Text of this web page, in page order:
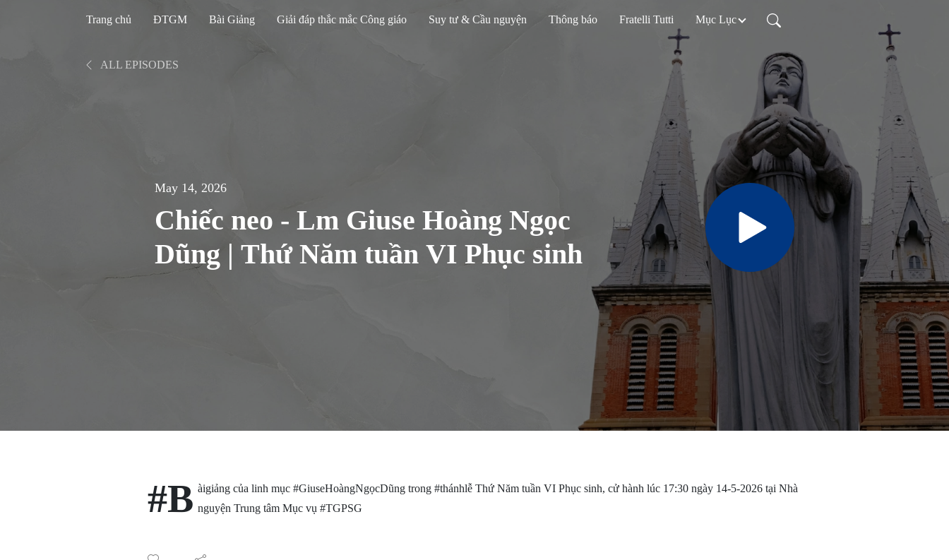
Trang chủ ĐTGM Bài Giảng Giải đáp thắc mắc Công giáo Suy tư & Cầu nguyện Thông báo Fratelli Tutti Mục Lục
ALL EPISODES
May 14, 2026
Chiếc neo - Lm Giuse Hoàng Ngọc
Dũng | Thứ Năm tuần VI Phục sinh
#B àigiảng của linh mục #GiuseHoàngNgọcDũng trong #thánhlễ Thứ Năm tuần VI Phục sinh, cử hành lúc 17:30 ngày 14-5-2026 tại Nhà
nguyện Trung tâm Mục vụ #TGPSG